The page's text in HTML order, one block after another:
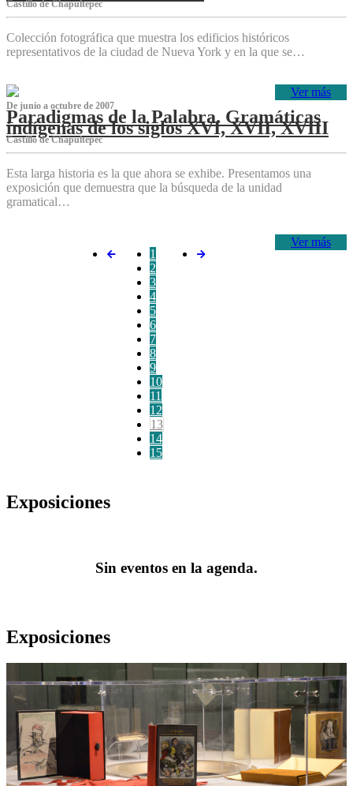
Castillo de Chapultepec
Colección fotográfica que muestra los edificios históricos
representativos de la ciudad de Nueva York y en la que se…
Ver más
De junio a octubre de 2007
Paradigmas de la Palabra. Gramáticas
indígenas de los siglos XVI, XVII, XVIII
Castillo de Chapultepec
Esta larga historia es la que ahora se exhibe. Presentamos una
exposición que demuestra que la búsqueda de la unidad
gramatical…
Ver más
1
2
3
4
5
6
7
8
9
10
11
12
13
14
15
Exposiciones
Sin eventos en la agenda.
Exposiciones